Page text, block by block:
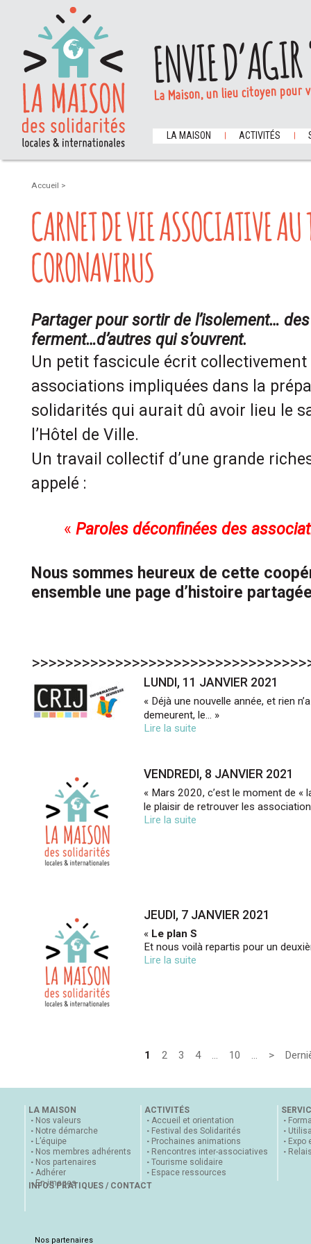
ENVIE
La Maison, un lieu citoyen
LA MAISON ACTIVITÉS
Accueil >
CARNET DE VIE ASSOCIATIVE AU
CORONAVIRUS
Partager pour sortir de l’isolement…
ferment…d’autres qui s’ouvrent.
Un petit fascicule écrit collectivement
associations impliquées dans la
solidarités qui aurait dû avoir lieu le
l’Hôtel de Ville.
Un travail collectif d’une grande
appelé :
« Paroles déconfinées des
Nous sommes heureux de cette
ensemble une page d’histoire
LUNDI, 11 JANVIER 2021
« Déjà une nouvelle année, et rien
demeurent, le... »
Lire la suite
VENDREDI, 8 JANVIER 2021
« Mars 2020, c’est le moment de «
le plaisir de retrouver les
Lire la suite
JEUDI, 7 JANVIER 2021
« Le plan S
Et nous voilà repartis pour un
Lire la suite
1 2 3 4 … 10 … >
LA MAISON
Nos valeurs
Notre démarche
L’équipe
Nos membres adhérents
Nos partenaires
Adhérer
En images
ACTIVITÉS
Accueil et orientation
Festival des Solidarités
Prochaines animations
Rencontres inter-associatives
Tourisme solidaire
Espace ressources
Expo
INFOS PRATIQUES / CONTACT
Nos partenaires